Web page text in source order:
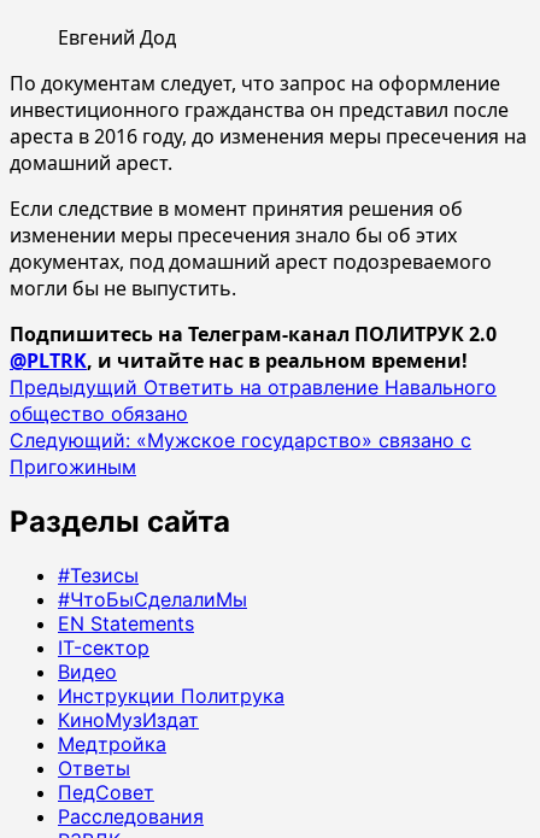
Евгений Дод
По документам следует, что запрос на оформление
инвестиционного гражданства он представил после
ареста в 2016 году, до изменения меры пресечения на
домашний арест.
Если следствие в момент принятия решения об
изменении меры пресечения знало бы об этих
документах, под домашний арест подозреваемого
могли бы не выпустить.
Подпишитесь на Телеграм-канал ПОЛИТРУК 2.0
@PLTRK, и читайте нас в реальном времени!
Навигация
записи
Предыдущий Ответить на отравление Навального
общество обязано
Следующий: «Мужское государство» связано с
Пригожиным
Разделы сайта
#Тезисы
#ЧтоБыСделалиМы
EN Statements
IT-сектор
Видео
Инструкции Политрука
КиноМузИздат
Медтройка
Ответы
ПедСовет
Расследования